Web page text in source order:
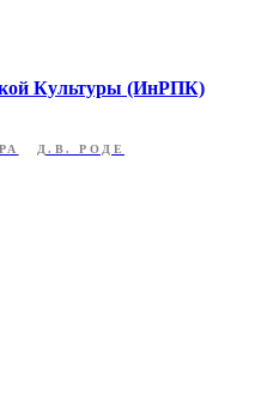
Культуры (ИнРПК)
Д.В. РОДЕ